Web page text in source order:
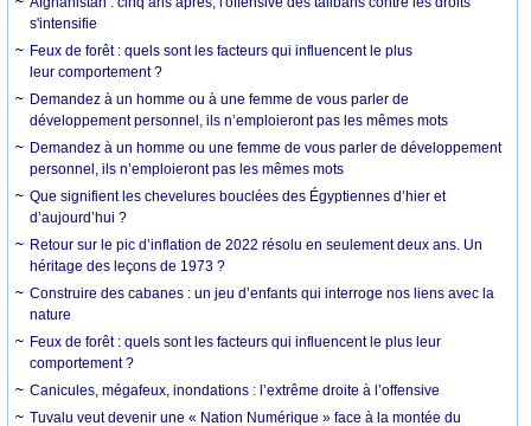
s'intensifie
Feux de forêt : quels sont les facteurs qui influencent le plus
leur comportement ?
Demandez à un homme ou à une femme de vous parler de
développement personnel, ils n’emploieront pas les mêmes mots
Demandez à un homme ou une femme de vous parler de développement
personnel, ils n’emploieront pas les mêmes mots
Que signifient les chevelures bouclées des Égyptiennes d’hier et
d’aujourd’hui ?
Retour sur le pic d’inflation de 2022 résolu en seulement deux ans. Un
héritage des leçons de 1973 ?
Construire des cabanes : un jeu d’enfants qui interroge nos liens avec la
nature
Feux de forêt : quels sont les facteurs qui influencent le plus leur
comportement ?
Canicules, mégafeux, inondations : l’extrême droite à l’offensive
Tuvalu veut devenir une « Nation Numérique » face à la montée du